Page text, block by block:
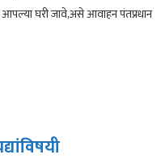
घरी जावे,असे आवाहन पंतप्रधान